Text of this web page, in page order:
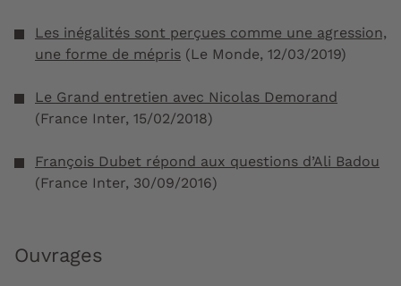
Les inégalités sont perçues comme une agression,
une forme de mépris (Le Monde, 12/03/2019)
Le Grand entretien avec Nicolas Demorand
(France Inter, 15/02/2018)
François Dubet répond aux questions d’Ali Badou
(France Inter, 30/09/2016)
Ouvrages